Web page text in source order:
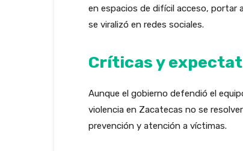
en espacios de difícil acceso, portar
se viralizó en redes sociales.
Críticas y
Aunque el gobierno defendió el
violencia en Zacatecas no se
prevención y atención a víctimas.